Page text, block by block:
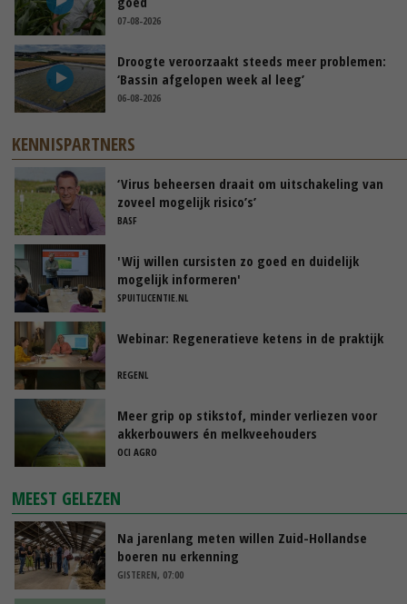
07-08-2026
Droogte veroorzaakt steeds meer problemen:
‘Bassin afgelopen week al leeg’
06-08-2026
KENNISPARTNERS
‘Virus beheersen draait om uitschakeling van
zoveel mogelijk risico’s’
BASF
'Wij willen cursisten zo goed en duidelijk
mogelijk informeren'
SPUITLICENTIE.NL
Webinar: Regeneratieve ketens in de praktijk
REGENL
Meer grip op stikstof, minder verliezen voor
akkerbouwers én melkveehouders
OCI AGRO
MEEST GELEZEN
Na jarenlang meten willen Zuid-Hollandse
boeren nu erkenning
GISTEREN, 07:00